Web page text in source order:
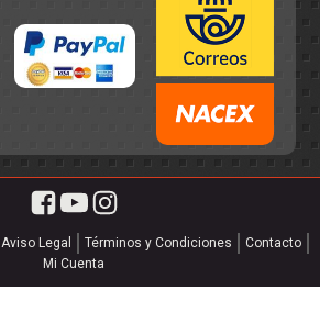
Aviso Legal Términos y Condiciones
Contacto
Mi Cuenta